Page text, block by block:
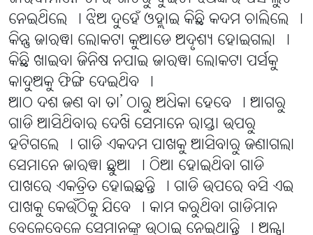
ନେଇଥିଲେ । ଝିଅ ଦୁହେଁ ଓହ୍ଲାଇ କିଛି କଦମ ଚାଲିଲେ ।
କିନ୍ତୁ ଜାରୱା ଲୋକଟା କୁଆଡେ ଅଦୃଶ୍ୟ ହୋଇଗଲା ।
କିଛି ଖାଇବା ଜିନିଷ ନପାଇ ଜାରୱା ଲୋକଟା ପର୍ସକୁ
କାଦୁଅକୁ ଫିଙ୍ଗି ଦେଇଥିବ ।
ଆଠ ଦଶ ଜଣ ବା ତା’ ଠାରୁ ଅଧିକା ହେବେ । ଆଗରୁ
ଗାଡି ଆସିଥିବାର ଦେଖି ସେମାନେ ରାସ୍ତା ଉପରୁ
ହଟିଗଲେ । ଗାଡି ଏକଦମ ପାଖକୁ ଆସିବାରୁ ଜଣାଗଲା
ସେମାନେ ଜାରୱା ଛୁଆ । ଠିଆ ହୋଇଥିବା ଗାଡି
ପାଖରେ ଏକତ୍ରିତ ହୋଇଛନ୍ତି । ଗାଡି ଉପରେ ବସି ଏଇ
ପାଖକୁ କେଉଁଠିକୁ ଯିବେ । କାମ କରୁଥିବା ଗାଡିମାନ
ବେଳେବେଳେ ସେମାନଙ୍କୁ ଉଠାଇ ନେଇଥାନ୍ତି । ଅଳ୍ପା